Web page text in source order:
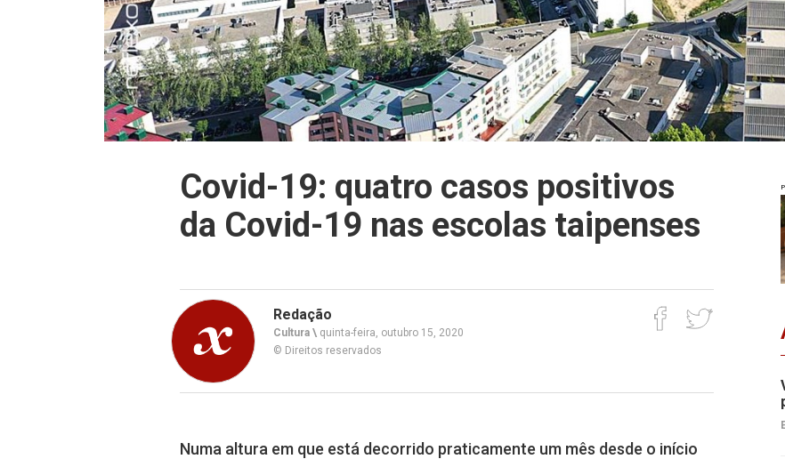
Covid-19: quatro casos positivos
da Covid-19 nas escolas taipenses
Redação
Cultura \ quinta-feira, outubro 15, 2020
© Direitos reservados
Numa altura em que está decorrido praticamente um mês desde o início